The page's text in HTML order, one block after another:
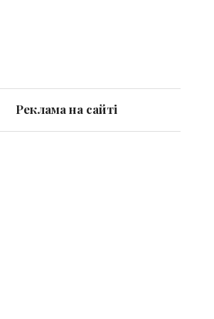
Реклама на сайті